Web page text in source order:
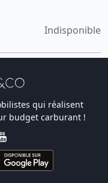
Indisponible
qui réalisent
budget carburant !